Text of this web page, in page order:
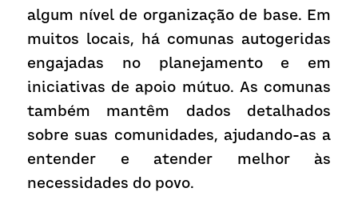
algum nível de organização de base. Em
muitos locais, há comunas autogeridas
engajadas no planejamento e em
iniciativas de apoio mútuo. As comunas
também mantêm dados detalhados
sobre suas comunidades, ajudando-as a
entender e atender melhor às
necessidades do povo.